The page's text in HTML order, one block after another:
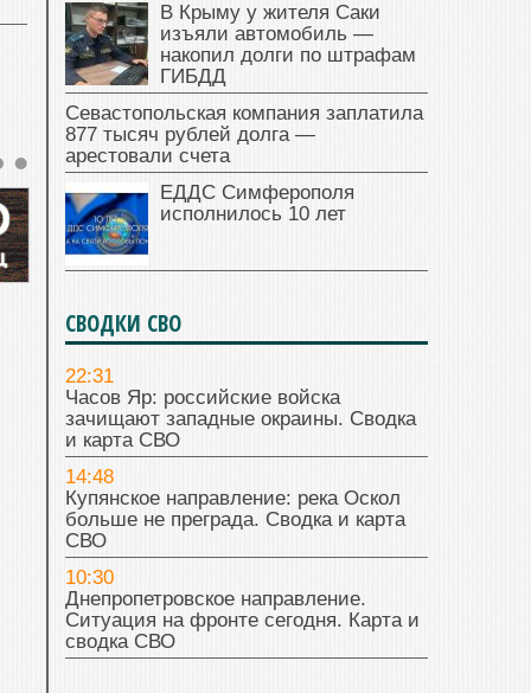
В Крыму у жителя Саки
изъяли автомобиль —
накопил долги по штрафам
ГИБДД
Севастопольская компания заплатила
877 тысяч рублей долга —
арестовали счета
ЕДДС Симферополя
исполнилось 10 лет
СВОДКИ СВО
22:31
Часов Яр: российские войска
зачищают западные окраины. Сводка
и карта СВО
14:48
Купянское направление: река Оскол
больше не преграда. Сводка и карта
СВО
10:30
Днепропетровское направление.
Ситуация на фронте сегодня. Карта и
сводка СВО